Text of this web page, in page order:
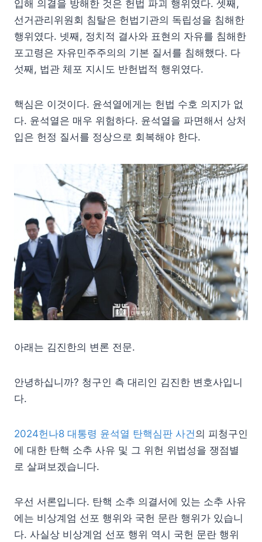
입해 의결을 방해한 것은 헌법 파괴 행위였다. 셋째,
선거관리위원회 침탈은 헌법기관의 독립성을 침해한
행위였다. 넷째, 정치적 결사와 표현의 자유를 침해한
포고령은 자유민주주의의 기본 질서를 침해했다. 다
섯째, 법관 체포 지시도 반헌법적 행위였다.
핵심은 이것이다. 윤석열에게는 헌법 수호 의지가 없
다. 윤석열은 매우 위험하다. 윤석열을 파면해서 상처
입은 헌정 질서를 정상으로 회복해야 한다.
아래는 김진한의 변론 전문.
안녕하십니까? 청구인 측 대리인 김진한 변호사입니
다.
2024헌나8 대통령 윤석열 탄핵심판 사건의 피청구인
에 대한 탄핵 소추 사유 및 그 위헌 위법성을 쟁점별
로 살펴보겠습니다.
우선 서론입니다. 탄핵 소추 의결서에 있는 소추 사유
에는 비상계엄 선포 행위와 국헌 문란 행위가 있습니
다. 사실상 비상계엄 선포 행위 역시 국헌 문란 행위